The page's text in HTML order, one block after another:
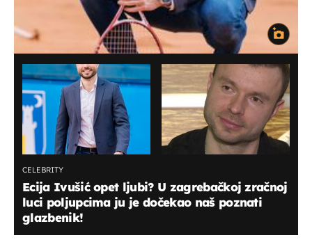
CELEBRITY
Ecija Ivušić opet ljubi? U zagrebačkoj zračnoj
luci poljupcima ju je dočekao naš poznati
glazbenik!